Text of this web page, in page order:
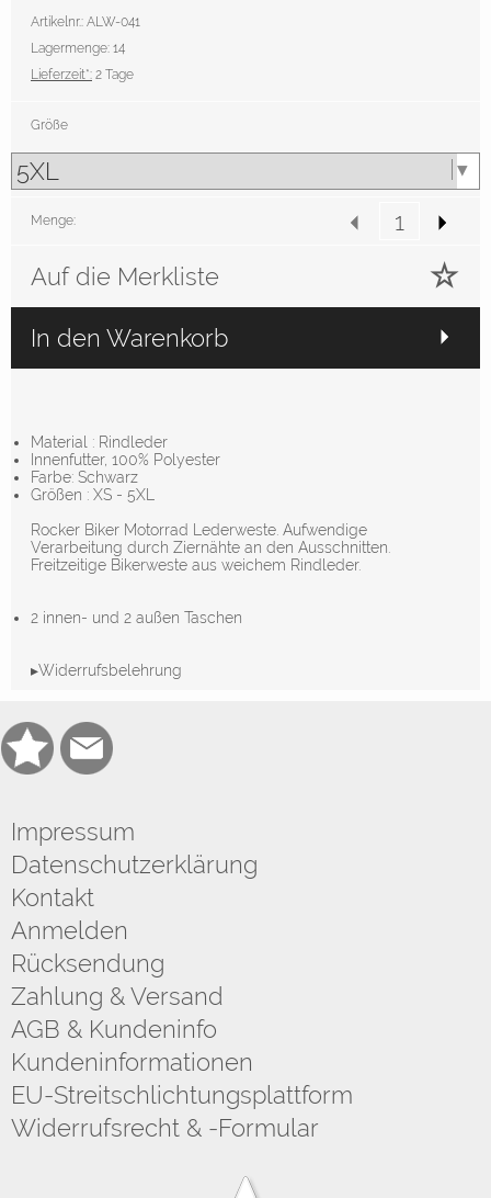
Artikelnr.: ALW-041
Lagermenge: 14
Lieferzeit*: 2 Tage
Größe
Menge:
Auf die Merkliste
In den Warenkorb
Material : Rindleder
Innenfutter, 100% Polyester
Farbe: Schwarz
Größen : XS - 5XL
Rocker Biker Motorrad Lederweste. Aufwendige
Verarbeitung durch Ziernähte an den Ausschnitten.
Freitzeitige Bikerweste aus weichem Rindleder.
2 innen- und 2 außen Taschen
▸Widerrufsbelehrung
Impressum
Datenschutzerklärung
Kontakt
Anmelden
Rücksendung
Zahlung & Versand
AGB & Kundeninfo
Kundeninformationen
EU-Streitschlichtungsplattform
Widerrufsrecht & -Formular